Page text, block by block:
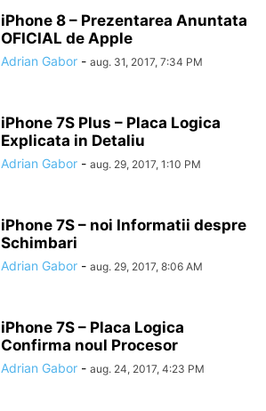
iPhone 8 – Prezentarea Anuntata
OFICIAL de Apple
Adrian Gabor - aug. 31, 2017, 7:34 PM
iPhone 7S Plus – Placa Logica
Explicata in Detaliu
Adrian Gabor - aug. 29, 2017, 1:10 PM
iPhone 7S – noi Informatii despre
Schimbari
Adrian Gabor - aug. 29, 2017, 8:06 AM
iPhone 7S – Placa Logica
Confirma noul Procesor
Adrian Gabor - aug. 24, 2017, 4:23 PM